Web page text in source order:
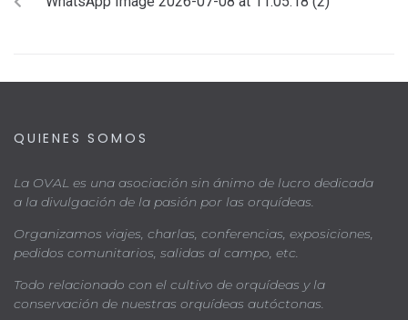
QUIENES SOMOS
La OVAL es una asociación sin ánimo de lucro dedicada
a la divulgación de la pasión por las orquídeas.
Organizamos viajes, charlas, conferencias, exposiciones,
pedidos comunitarios, salidas al campo, etc.
Todo relacionado con el cultivo de orquídeas y la
conservación de nuestras orquídeas autóctonas.